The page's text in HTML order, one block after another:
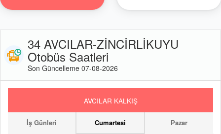
34 AVCILAR-ZİNCİRLİKUYU
Otobüs Saatleri
Son Güncelleme 07-08-2026
AVCILAR KALKIŞ
İş Günleri Cumartesi Pazar